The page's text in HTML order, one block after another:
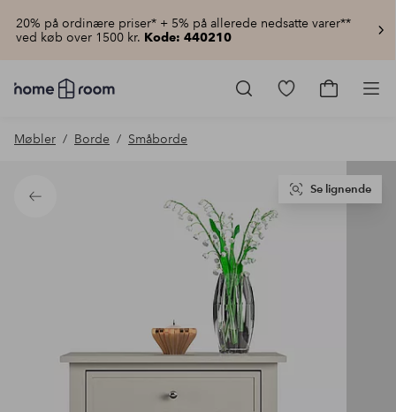
20% på ordinære priser* + 5% på allerede nedsatte varer**
ved køb over 1500 kr. Kode: 440210
Homeroom
–
hjemmet
pris
Gå
Gå
Møbler Borde Småborde
Tilbage
Se lignende